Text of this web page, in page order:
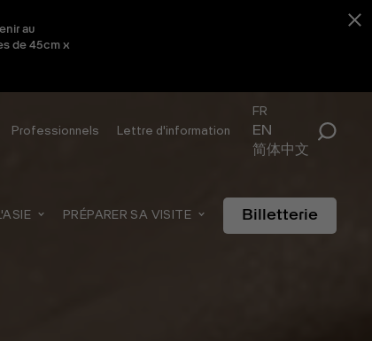
PRÉPARER SA VISITE Billetterie
Professionnels Lettre d'information
FR
EN
简体中文
au
de 45cm x